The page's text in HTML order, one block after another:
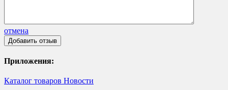
отмена
Приложения:
Каталог товаров Новости